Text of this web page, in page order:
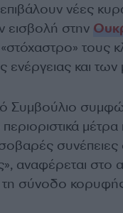
νέες
εισβολή στην
τους
ενέργειας και
Συμβούλιο
σοβαρές
αναφέρεται στο
τη σύνοδο